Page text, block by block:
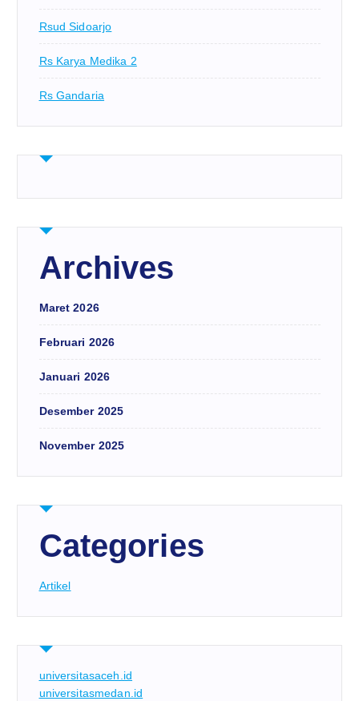
Rsud Sidoarjo
Rs Karya Medika 2
Rs Gandaria
Archives
Maret 2026
Februari 2026
Januari 2026
Desember 2025
November 2025
Categories
Artikel
universitasaceh.id
universitasmedan.id